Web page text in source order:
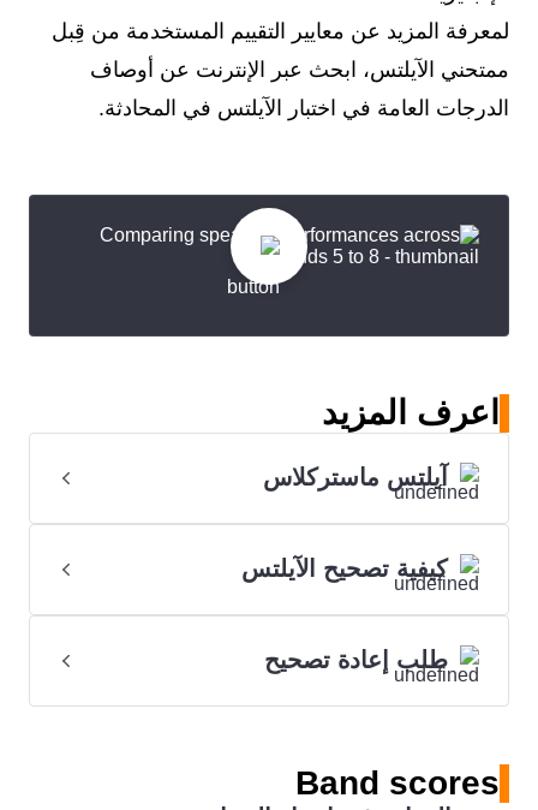
لمعرفة المزيد عن معايير التقييم المستخدمة من قِبل
ممتحني الآيلتس، ابحث عبر الإنترنت عن أوصاف
الدرجات العامة في اختبار الآيلتس في المحادثة.
اعرف المزيد
آيلتس ماستركلاس
كيفية تصحيح الآيلتس
طلب إعادة تصحيح
Band scores